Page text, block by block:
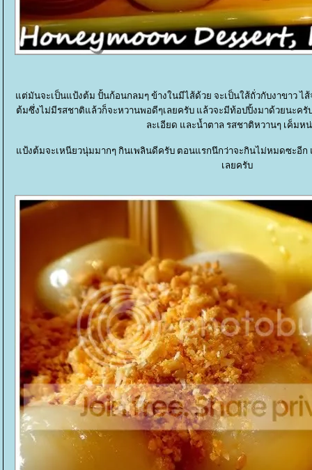
ต่มันจะเป็นแป้งต้ม ปั้นก้อนกลมๆ ข้างในมีไส้ด้วย จะเป็นใส้ถั่วกับงาขาว ไ
ต้มซึ่งไม่มีรสชาติแล้วก็จะหวานพอดีๆเลยครับ แล้วจะมีท้อปปิ้งมาด้วยนะครั
ละเอียด และน้ำตาล รสชาติหวานๆ เค็มห
ป้งต้มจะเหนียวนุ่มมากๆ กินเพลินดีครับ ตอนแรกนึกว่าจะกินไม่หมดซะอีก
เลยครับ